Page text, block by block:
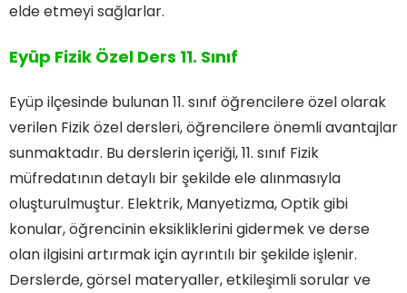
elde etmeyi sağlarlar.
Eyüp Fizik Özel Ders 11. Sınıf
Eyüp ilçesinde bulunan 11. sınıf öğrencilere özel olarak
verilen Fizik özel dersleri, öğrencilere önemli avantajlar
sunmaktadır. Bu derslerin içeriği, 11. sınıf Fizik
müfredatının detaylı bir şekilde ele alınmasıyla
oluşturulmuştur. Elektrik, Manyetizma, Optik gibi
konular, öğrencinin eksikliklerini gidermek ve derse
olan ilgisini artırmak için ayrıntılı bir şekilde işlenir.
Derslerde, görsel materyaller, etkileşimli sorular ve